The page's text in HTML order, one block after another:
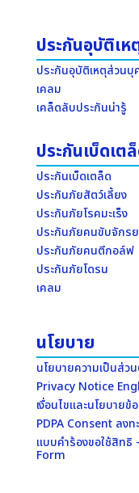
ประกันอุบัติเ
ประกันอุบัติเหตุส่วนบุ
เคลม
เคล็ดลับประกันน่ารู้
ประกันเบ็ดเต
ประกันเบ็ดเตล็ด
ประกันภัยสัตว์เลี้ยง
ประกันภัยโรคมะเร็ง
ประกันภัยคนขับจักร
ประกันภัยคนตีกอล์ฟ
ประกันภัยโดรน
เคลม
นโยบาย
นโยบายความเป็นส่ว
Privacy Notice
เงื่อนไขและนโยบาย
PDPA Consent ลง
แบบคำร้องขอใช้สิท
Form